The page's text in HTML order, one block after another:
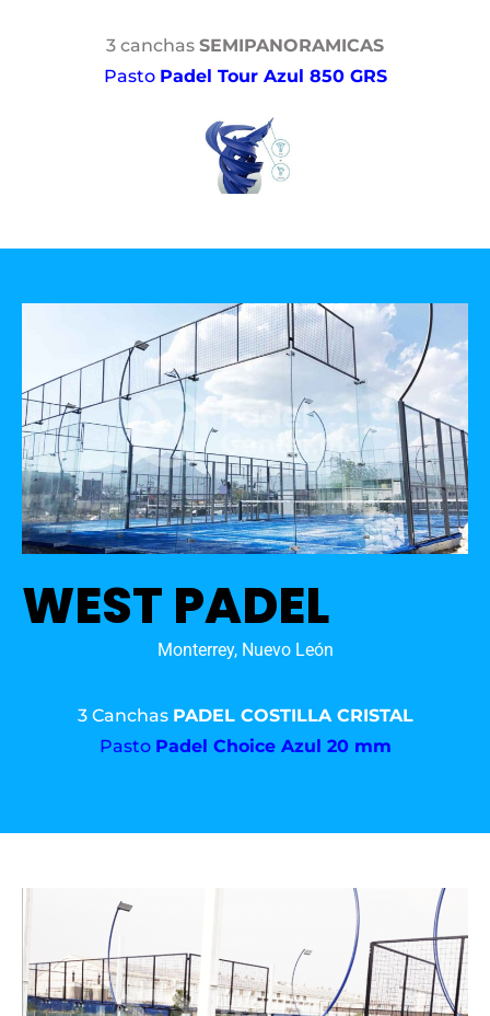
3 canchas SEMIPANORAMICAS
Pasto Padel Tour Azul 850 GRS
WEST PADEL
Monterrey, Nuevo León
3 Canchas PADEL COSTILLA CRISTAL
Pasto Padel Choice Azul 20 mm